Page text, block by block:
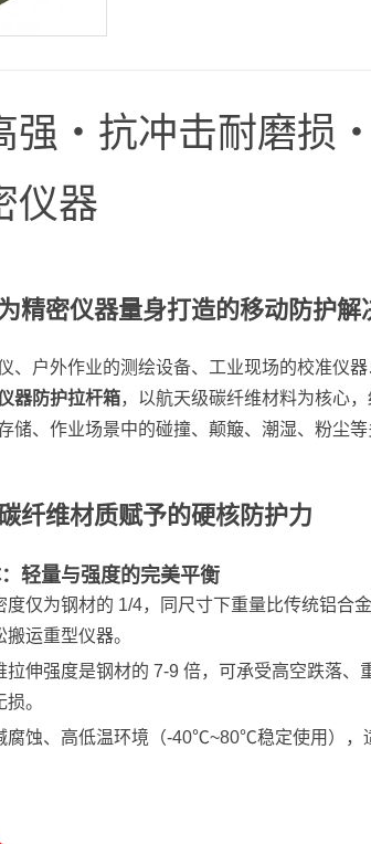
强・抗冲击耐磨损
仪器
精密仪器量身打造的移动防护解
、户外作业的测绘设备、工业现场的校准仪
器防护拉杆箱，以航天级碳纤维材料为核心
储、作业场景中的碰撞、颠簸、潮湿、粉尘等
纤维材质赋予的硬核防护力
轻量与强度的完美平衡
度仅为钢材的 1/4，同尺寸下重量比传统铝合
运重型仪器。
拉伸强度是钢材的 7-9 倍，可承受高空跌落、
。
腐蚀、高低温环境（-40℃~80℃稳定使用），